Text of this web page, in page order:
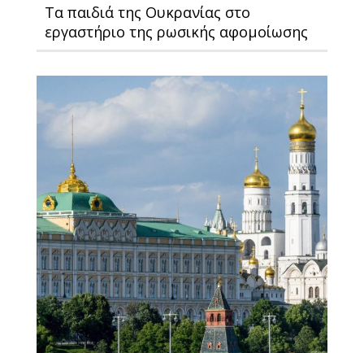
Τα παιδιά της Ουκρανίας στο
εργαστήριο της ρωσικής αφομοίωσης